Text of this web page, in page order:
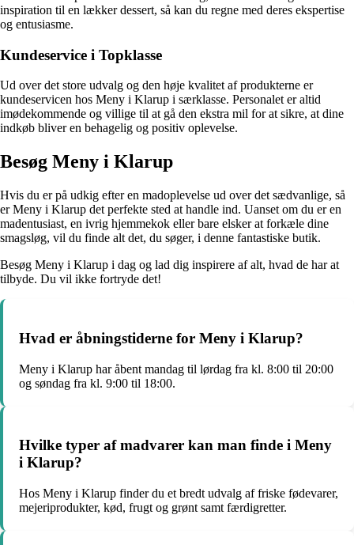
inspiration til en lækker dessert, så kan du regne med deres ekspertise
og entusiasme.
Kundeservice i Topklasse
Ud over det store udvalg og den høje kvalitet af produkterne er
kundeservicen hos Meny i Klarup i særklasse. Personalet er altid
imødekommende og villige til at gå den ekstra mil for at sikre, at dine
indkøb bliver en behagelig og positiv oplevelse.
Besøg Meny i Klarup
Hvis du er på udkig efter en madoplevelse ud over det sædvanlige, så
er Meny i Klarup det perfekte sted at handle ind. Uanset om du er en
madentusiast, en ivrig hjemmekok eller bare elsker at forkæle dine
smagsløg, vil du finde alt det, du søger, i denne fantastiske butik.
Besøg Meny i Klarup i dag og lad dig inspirere af alt, hvad de har at
tilbyde. Du vil ikke fortryde det!
Hvad er åbningstiderne for Meny i Klarup?
Meny i Klarup har åbent mandag til lørdag fra kl. 8:00 til 20:00
og søndag fra kl. 9:00 til 18:00.
Hvilke typer af madvarer kan man finde i Meny
i Klarup?
Hos Meny i Klarup finder du et bredt udvalg af friske fødevarer,
mejeriprodukter, kød, frugt og grønt samt færdigretter.